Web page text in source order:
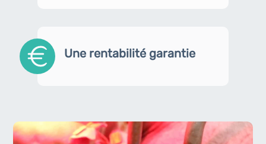
Une rentabilité garantie